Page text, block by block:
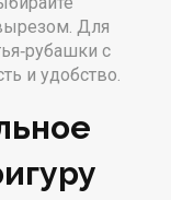
Для
с
и удобство.